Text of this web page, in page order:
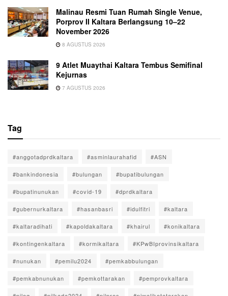
Malinau Resmi Tuan Rumah Single Venue,
Porprov II Kaltara Berlangsung 10–22
November 2026
8 AGUSTUS 2026
9 Atlet Muaythai Kaltara Tembus Semifinal
Kejurnas
7 AGUSTUS 2026
Tag
#anggotadprdkaltara #asminlaurahafid #ASN
#bankindonesia #bulungan #bupatibulungan
#bupatinunukan #covid-19 #dprdkaltara
#gubernurkaltara #hasanbasri #idulfitri #kaltara
#kaltaradihati #kapoldakaltara #khairul #konikaltara
#kontingenkaltara #kormikaltara #KPwBIprovinsikaltara
#nunukan #pemilu2024 #pemkabbulungan
#pemkabnunukan #pemkottarakan #pemprovkaltara